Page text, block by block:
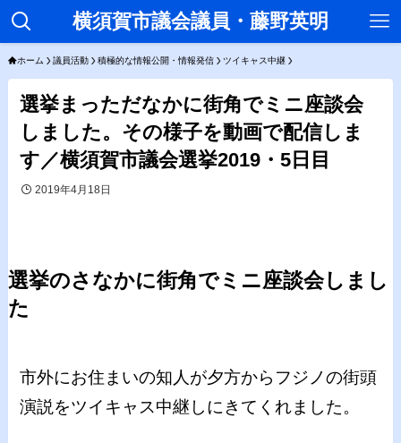
横須賀市議会議員・藤野英明
ホーム 議員活動 積極的な情報公開・情報発信 ツイキャス中継
選挙まっただなかに街角でミニ座談会
しました。その様子を動画で配信しま
す／横須賀市議会選挙2019・5日目
2019年4月18日
選挙のさなかに街角でミニ座談会しまし
た
市外にお住まいの知人が夕方からフジノの街頭
演説をツイキャス中継しにきてくれました。